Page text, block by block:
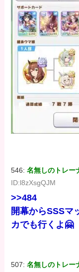
546:名無しのトレー
ID:l8zXsgQJM
>>484
開幕からSSSマ
カでも行くよ🤗
507:名無しのトレー